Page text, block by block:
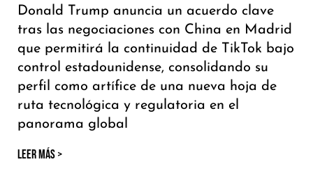
Donald Trump anuncia un acuerdo clave
tras las negociaciones con China en Madrid
que permitirá la continuidad de TikTok bajo
control estadounidense, consolidando su
perfil como artífice de una nueva hoja de
ruta tecnológica y regulatoria en el
panorama global
LEER MÁS >